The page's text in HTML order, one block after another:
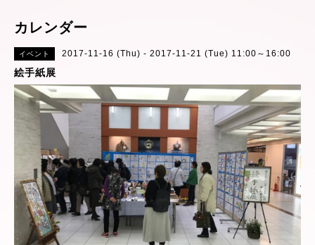
カレンダー
イベント 2017-11-16 (Thu) - 2017-11-21 (Tue) 11:00～16:00
絵手紙展